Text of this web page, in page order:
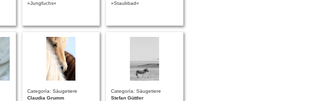
»Jungfuchs«
»Staubbad«
Categoría: Säugetiere
Claudia Grumm
Categoría: Säugetiere
Stefan Güttler